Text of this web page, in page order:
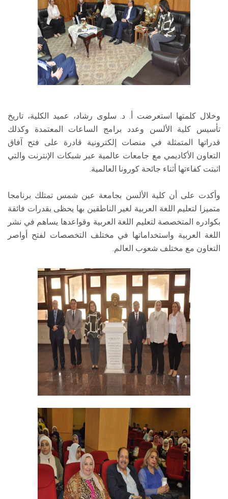
وخلال كلمتها استعرضت أ. د. سلوى رشاد، عميد الكلية، تاريخ
تأسيس كلية الألسن وعدد برامج الساعات المعتمدة وكذلك
قدراتها المتمثلة في منصات إلكترونية قادرة على فتح آفاق
التعاون الأكاديمي مع جامعات عالمية عبر شبكات الإنترنت والتي
اثبتت كفاءتها أثناء جائحة كورونا العالمية.
وأكدت على أن كلية الألسن بجامعة عين شمس تمتلك برنامجا
متميزا لتعليم اللغة العربية لغير الناطقين بها يحظى بقدرات فائقة
بكوادره المتخصصة لتعليم اللغة العربية وقواعدها يساهم في نشر
اللغة العربية واستخداماتها في مختلف التخصصات لفتح أواصر
التعاون مع مختلف شعوب العالم.